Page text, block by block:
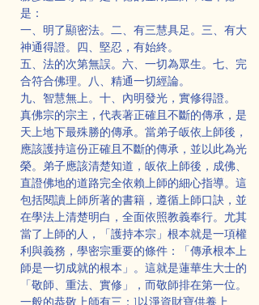
是：
一、明了顯密法。二、有三慧具足。三、有大
神通得證。四、堅忍，有始終。
五、法的次第無誤。六、一切為眾生。七、完
合符合佛理。八、精通一切經論。
九、智慧無上。十、內明發光，實修得證。
真佛宗的宗主，代表著正確且不斷的傳承，是
天上地下最殊勝的傳承。當弟子皈依上師後，
應該護持這份正確且不斷的傳承，並以此為光
榮。弟子應該清楚知道，皈依上師後，成佛、
直證佛地的道路完全依賴上師的細心指導。這
包括閱讀上師所著的書籍，遵循上師口訣，並
在學法上清楚明白，全面依照教義奉行。尤其
當了上師的人，「護持本宗」根本就是一項權
利與義務，學密宗重要的條件：「傳承根本上
師是一切成就的根本」。這就是蓮華生大士的
「敬師、重法、實修」，而敬師排在第一位。
一般的恭敬上師有三：1.以淨資財寶供養上